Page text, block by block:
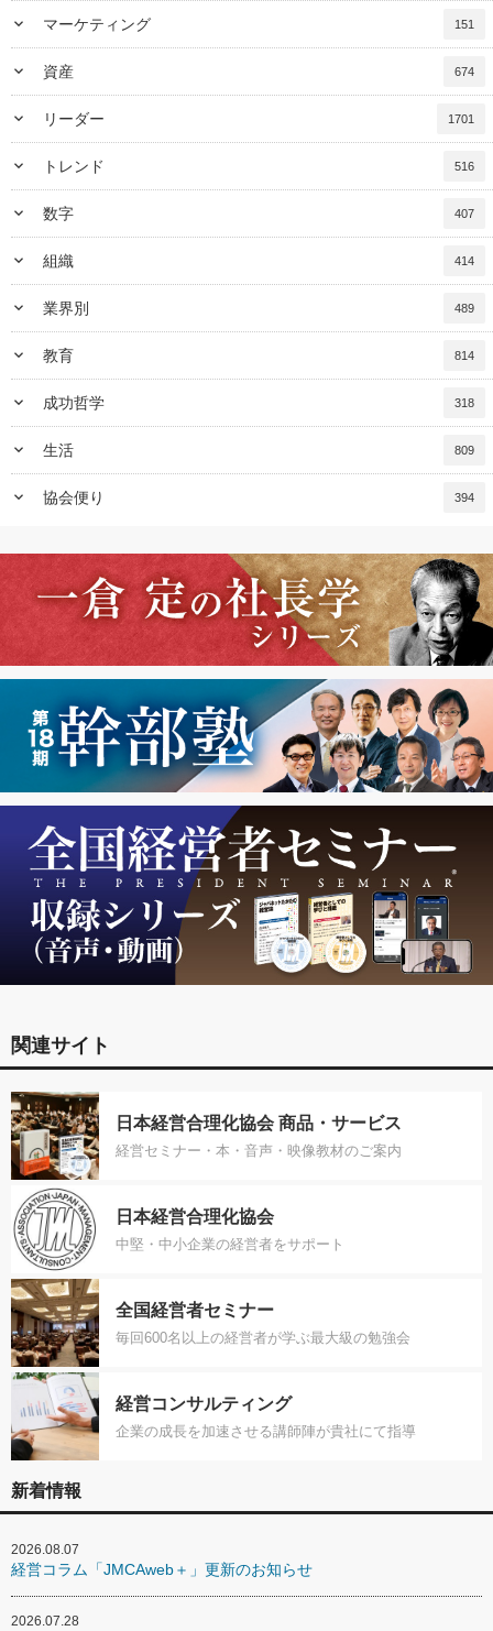
keyboard_arrow_down マーケティング 151
keyboard_arrow_down 資産 674
keyboard_arrow_down リーダー 1701
keyboard_arrow_down トレンド 516
keyboard_arrow_down 数字 407
keyboard_arrow_down 組織 414
keyboard_arrow_down 業界別 489
keyboard_arrow_down 教育 814
keyboard_arrow_down 成功哲学 318
keyboard_arrow_down 生活 809
keyboard_arrow_down 協会便り 394
関連サイト
日本経営合理化協会 商品・サービス
経営セミナー・本・音声・映像教材のご案内
日本経営合理化協会
中堅・中小企業の経営者をサポート
全国経営者セミナー
毎回600名以上の経営者が学ぶ最大級の勉強会
経営コンサルティング
企業の成長を加速させる講師陣が貴社にて指導
新着情報
2026.08.07
経営コラム「JMCAweb＋」更新のお知らせ
2026.07.28